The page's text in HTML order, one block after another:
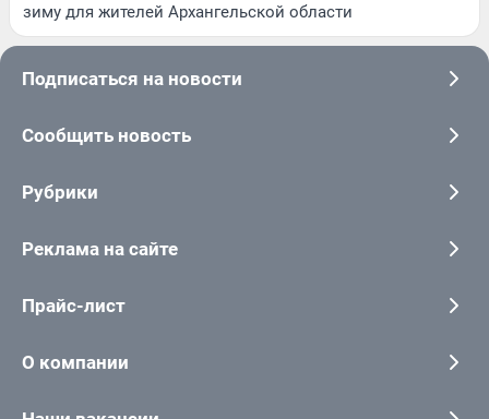
зиму для жителей Архангельской области
Подписаться на новости
Сообщить новость
Рубрики
Реклама на сайте
Прайс-лист
О компании